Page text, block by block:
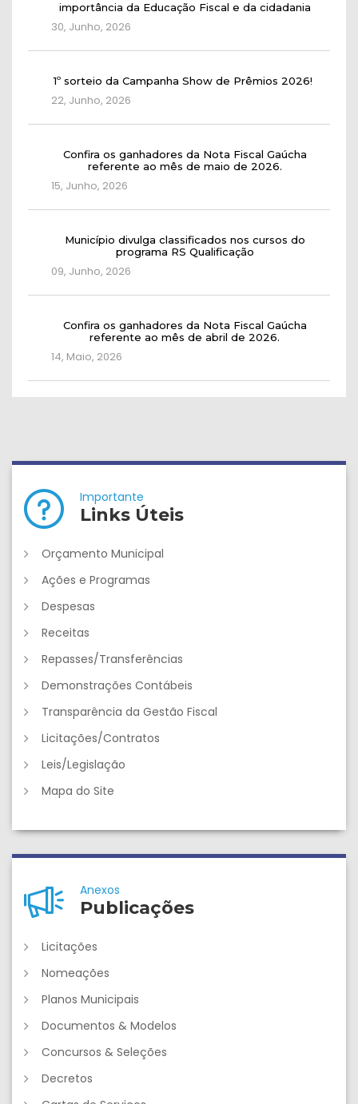
importância da Educação Fiscal e da cidadania
30, Junho, 2026
1º sorteio da Campanha Show de Prêmios 2026!
22, Junho, 2026
Confira os ganhadores da Nota Fiscal Gaúcha
referente ao mês de maio de 2026.
15, Junho, 2026
Município divulga classificados nos cursos do
programa RS Qualificação
09, Junho, 2026
Confira os ganhadores da Nota Fiscal Gaúcha
referente ao mês de abril de 2026.
14, Maio, 2026
Importante
Links Úteis
Orçamento Municipal
Ações e Programas
Despesas
Receitas
Repasses/Transferências
Demonstrações Contábeis
Transparência da Gestão Fiscal
Licitações/Contratos
Leis/Legislação
Mapa do Site
Anexos
Publicações
Licitações
Nomeações
Planos Municipais
Documentos & Modelos
Concursos & Seleções
Decretos